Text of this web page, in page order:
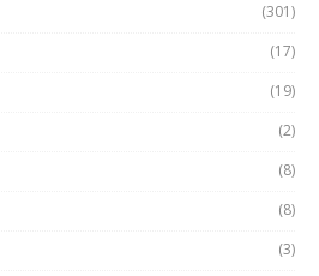
(301)
(17)
(19)
(2)
(8)
(8)
(3)